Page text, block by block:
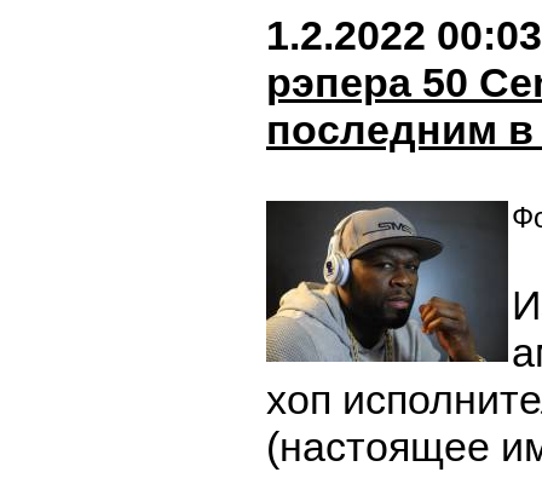
1.2.2022 00:03
рэпера 50
последним в
хоп
(настоящее